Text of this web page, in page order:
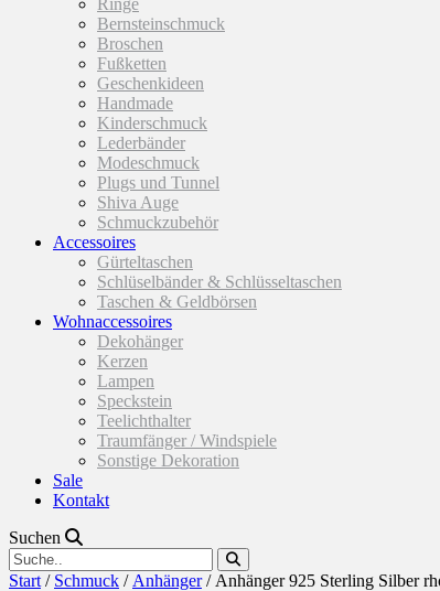
Ringe
Bernsteinschmuck
Broschen
Fußketten
Geschenkideen
Handmade
Kinderschmuck
Lederbänder
Modeschmuck
Plugs und Tunnel
Shiva Auge
Schmuckzubehör
Accessoires
Gürteltaschen
Schlüselbänder & Schlüsseltaschen
Taschen & Geldbörsen
Wohnaccessoires
Dekohänger
Kerzen
Lampen
Speckstein
Teelichthalter
Traumfänger / Windspiele
Sonstige Dekoration
Sale
Kontakt
Suchen
Start / Schmuck / Anhänger/ Anhänger 925 Sterling Silber